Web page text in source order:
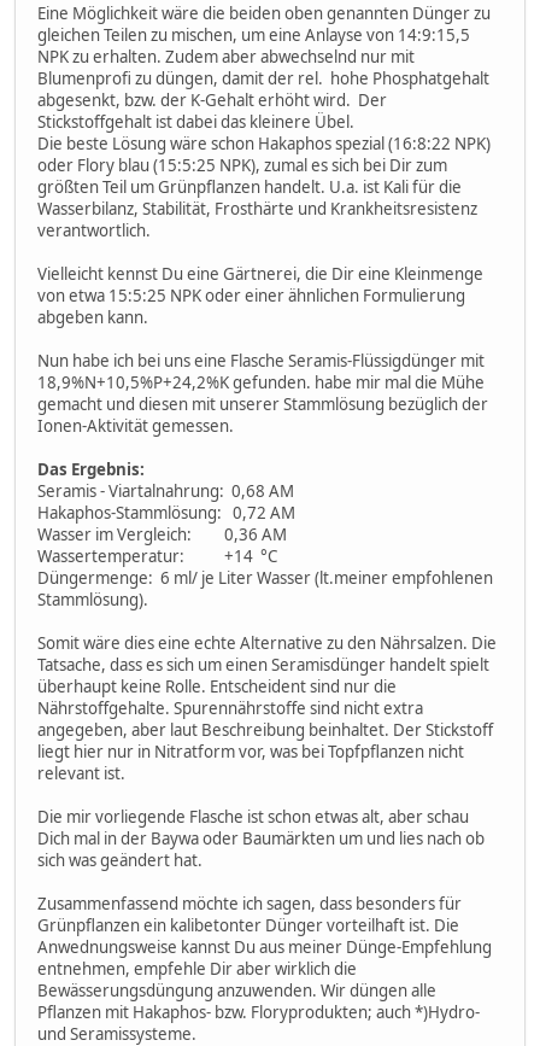
Eine Möglichkeit wäre die beiden oben genannten Dünger zu
gleichen Teilen zu mischen, um eine Anlayse von 14:9:15,5
NPK zu erhalten. Zudem aber abwechselnd nur mit
Blumenprofi zu düngen, damit der rel. hohe Phosphatgehalt
abgesenkt, bzw. der K-Gehalt erhöht wird. Der
Stickstoffgehalt ist dabei das kleinere Übel.
Die beste Lösung wäre schon Hakaphos spezial (16:8:22 NPK)
oder Flory blau (15:5:25 NPK), zumal es sich bei Dir zum
größten Teil um Grünpflanzen handelt. U.a. ist Kali für die
Wasserbilanz, Stabilität, Frosthärte und Krankheitsresistenz
verantwortlich.
Vielleicht kennst Du eine Gärtnerei, die Dir eine Kleinmenge
von etwa 15:5:25 NPK oder einer ähnlichen Formulierung
abgeben kann.
Nun habe ich bei uns eine Flasche Seramis-Flüssigdünger mit
18,9%N+10,5%P+24,2%K gefunden. habe mir mal die Mühe
gemacht und diesen mit unserer Stammlösung bezüglich der
Ionen-Aktivität gemessen.
Das Ergebnis:
Seramis - Viartalnahrung: 0,68 AM
Hakaphos-Stammlösung: 0,72 AM
Wasser im Vergleich: 0,36 AM
Wassertemperatur: +14 °C
Düngermenge: 6 ml/ je Liter Wasser (lt.meiner empfohlenen
Stammlösung).
Somit wäre dies eine echte Alternative zu den Nährsalzen. Die
Tatsache, dass es sich um einen Seramisdünger handelt spielt
überhaupt keine Rolle. Entscheident sind nur die
Nährstoffgehalte. Spurennährstoffe sind nicht extra
angegeben, aber laut Beschreibung beinhaltet. Der Stickstoff
liegt hier nur in Nitratform vor, was bei Topfpflanzen nicht
relevant ist.
Die mir vorliegende Flasche ist schon etwas alt, aber schau
Dich mal in der Baywa oder Baumärkten um und lies nach ob
sich was geändert hat.
Zusammenfassend möchte ich sagen, dass besonders für
Grünpflanzen ein kalibetonter Dünger vorteilhaft ist. Die
Anwednungsweise kannst Du aus meiner Dünge-Empfehlung
entnehmen, empfehle Dir aber wirklich die
Bewässerungsdüngung anzuwenden. Wir düngen alle
Pflanzen mit Hakaphos- bzw. Floryprodukten; auch *)Hydro-
und Seramissysteme.